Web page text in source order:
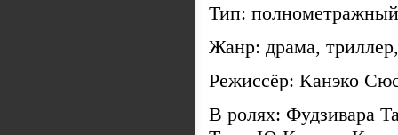
Тип:
Жанр: драма,
Режиссёр: Канэко
В ролях: Фудзивара